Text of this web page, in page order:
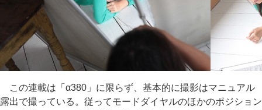
この連載は「α380」に限らず、基本的に撮影はマニュアル
露出で撮っている。従ってモードダイヤルのほかのポジション